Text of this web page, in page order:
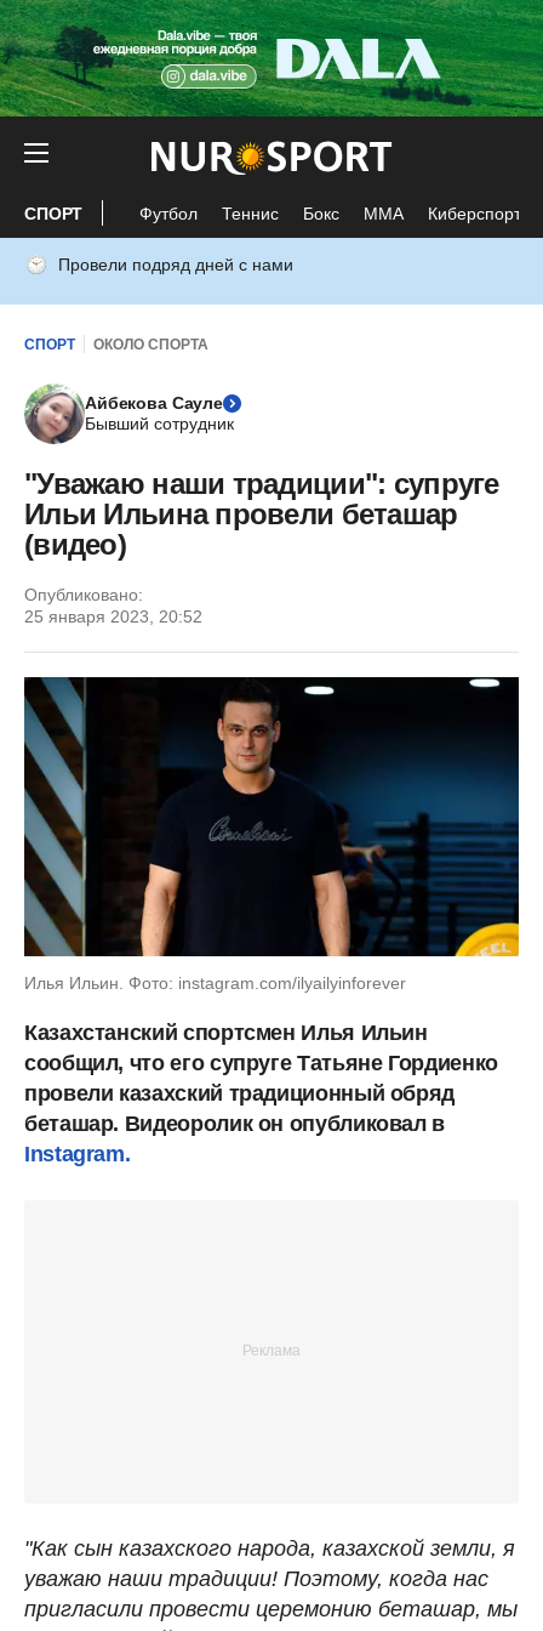
СПОРТ Футбол Теннис Бокс ММА Киберспорт
Провели подряд дней с нами
СПОРТ ОКОЛО СПОРТА
Айбекова Сауле
Бывший сотрудник
"Уважаю наши традиции": супруге
Ильи Ильина провели беташар
(видео)
Опубликовано:
25 января 2023, 20:52
Илья Ильин. Фото: instagram.com/ilyailyinforever
Казахстанский спортсмен Илья Ильин
сообщил, что его супруге Татьяне Гордиенко
провели казахский традиционный обряд
беташар. Видеоролик он опубликовал в
Instagram.
"Как сын казахского народа, казахской земли, я
уважаю наши традиции! Поэтому, когда нас
пригласили провести церемонию беташар, мы